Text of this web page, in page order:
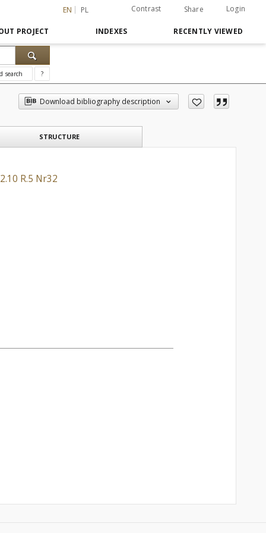
EN PL Contrast Share Login
PROJECT INDEXES RECENTLY VIEWED
search ?
Download bibliography description
STRUCTURE
R.5 Nr32